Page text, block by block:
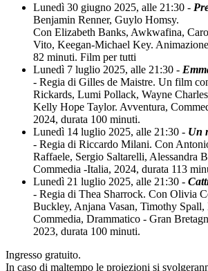
Lunedì 30 giugno 2025, alle 21:30 -
Benjamin Renner, Guylo Homsy.
Con Elizabeth Banks, Awkwafina,
Vito, Keegan-Michael Key.
82 minuti. Film per tutti
Lunedì 7 luglio 2025, alle 21:30 -
- Regia di Gilles de Maistre. Un film
Rickards, Lumi Pollack, Wayne
Kelly Hope Taylor. Avventura,
2024, durata 100 minuti.
Lunedì 14 luglio 2025, alle 21:30 - Un
- Regia di Riccardo Milani. Con
Raffaele, Sergio Saltarelli, Alessandra
Commedia -Italia, 2024, durata 113
Lunedì 21 luglio 2025, alle 21:30 -
- Regia di Thea Sharrock. Con Olivia
Buckley, Anjana Vasan, Timothy
Commedia, Drammatico - Gran
2023, durata 100 minuti.
Ingresso gratuito.
In caso di maltempo le proiezioni si